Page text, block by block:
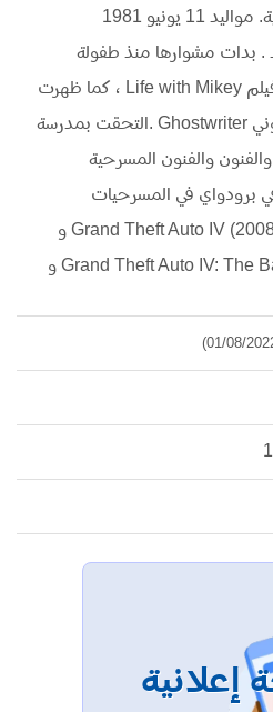
مغنية وممثلة صوت أمريكية. مواليد 11 يونيو 1981
. بدات مشوارها منذ طفولة
عملت كممثلة ، ظهرت في فيلم Life with Mikey ، كما ظهرت
كضيف في المسلسل التلفزيوني Ghostwriter .التحقت بمدرسة
والفنون والفنون المسرحية
برودواي في المسرحيات
الموسيقية اشتهرت بأفلام Grand Theft Auto IV (2008) و
Grand Theft Auto IV: The Ballad of Gay Tony (2009) و
إعلانية